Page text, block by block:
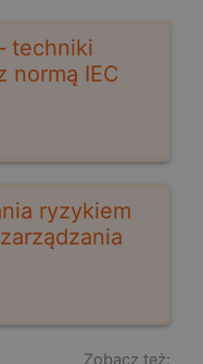
techniki
normą IEC
ryzykiem
Zobacz też: